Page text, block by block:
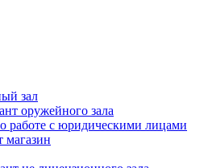
зал
оружейного зала
работе с юридическими лицами
магазин